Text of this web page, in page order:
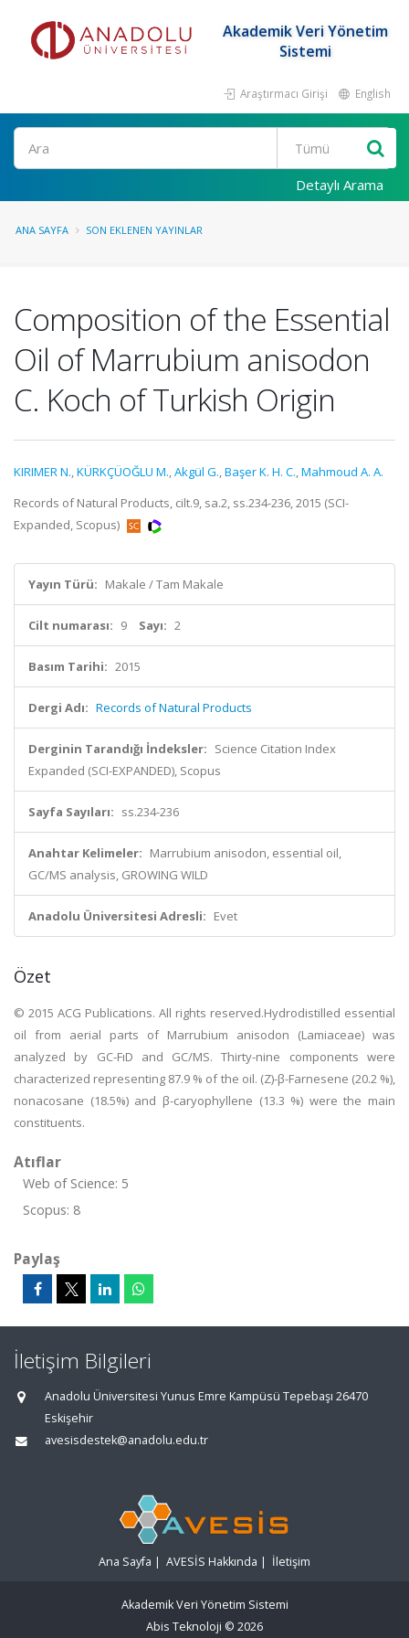
Akademik Veri Yönetim
Sistemi
Araştırmacı Girişi English
Ara
Detaylı Arama
ANA SAYFA SON EKLENEN YAYINLAR
Composition of the Essential
Oil of Marrubium anisodon
C. Koch of Turkish Origin
KIRIMER N.,KÜRKÇÜOĞLU M.,Akgül G.,Başer K. H. C.,Mahmoud A. A.
Records of Natural Products, cilt.9, sa.2, ss.234-236, 2015 (SCI-
Expanded, Scopus)
Yayın Türü: Makale / Tam Makale
Cilt numarası: 9 Sayı: 2
Basım Tarihi: 2015
Dergi Adı: Records of Natural Products
Derginin Tarandığı İndeksler: Science Citation Index
Expanded (SCI-EXPANDED), Scopus
Sayfa Sayıları: ss.234-236
Anahtar Kelimeler: Marrubium anisodon, essential oil,
GC/MS analysis, GROWING WILD
Anadolu Üniversitesi Adresli: Evet
Özet
© 2015 ACG Publications. All rights reserved.Hydrodistilled essential
oil from aerial parts of Marrubium anisodon (Lamiaceae) was
analyzed by GC-FıD and GC/MS. Thirty-nine components were
characterized representing 87.9 % of the oil. (Z)-β-Farnesene (20.2 %),
nonacosane (18.5%) and β-caryophyllene (13.3 %) were the main
constituents.
Atıflar
Web of Science: 5
Scopus: 8
Paylaş
İletişim Bilgileri
Anadolu Üniversitesi Yunus Emre Kampüsü Tepebaşı 26470
Eskişehir
avesisdestek@anadolu.edu.tr
Ana Sayfa | AVESİS Hakkında | İletişim
Akademik Veri Yönetim Sistemi
Abis Teknoloji © 2026